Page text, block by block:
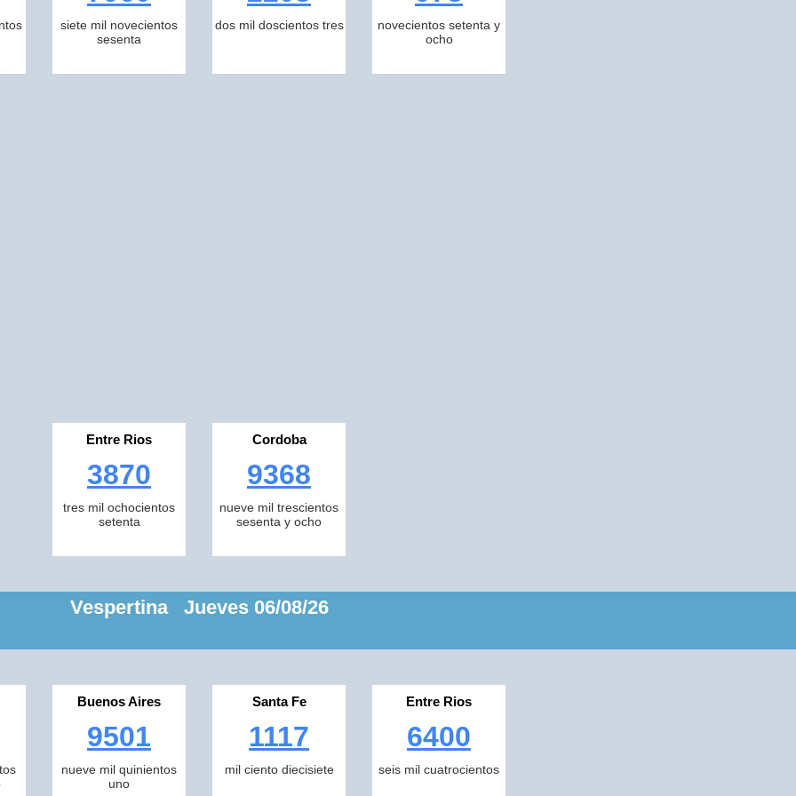
siete mil novecientos
sesenta
dos mil doscientos tres
novecientos setenta y
ocho
Entre Rios
3870
tres mil ochocientos
setenta
Cordoba
9368
nueve mil trescientos
sesenta y ocho
Vespertina Jueves 06/08/26
Buenos Aires
9501
nueve mil quinientos
uno
Santa Fe
1117
mil ciento diecisiete
Entre Rios
6400
seis mil cuatrocientos